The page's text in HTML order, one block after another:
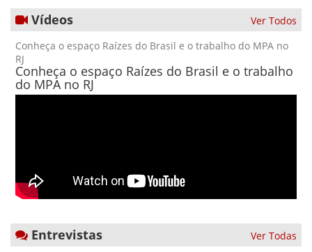
Vídeos
Ver Todos
Conheça o espaço Raízes do Brasil e o trabalho do MPA no
RJ
Conheça o espaço Raízes do Brasil e o trabalho
do MPA no RJ
Entrevistas Ver Todas